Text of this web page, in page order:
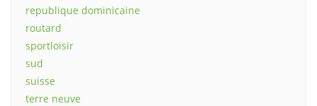
republique dominicaine
routard
sportloisir
sud
suisse
terre neuve